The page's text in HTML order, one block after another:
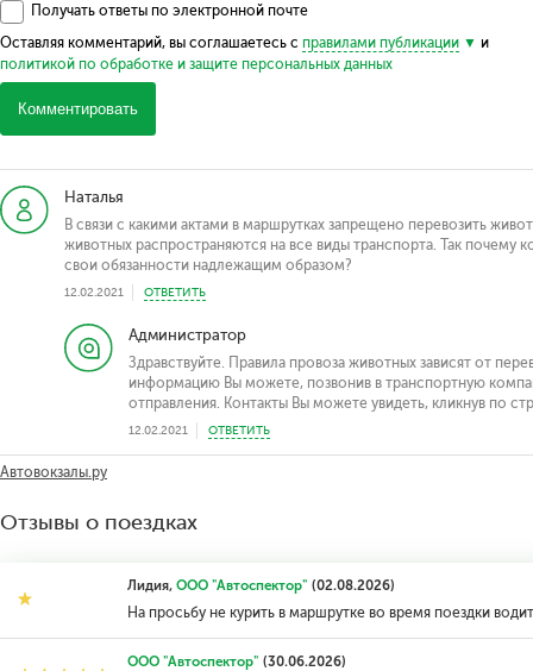
Получать ответы по электронной почте
Оставляя комментарий, вы соглашаетесь с правилами публикации
и
политикой по обработке и защите персональных данных
Комментировать
Наталья
В связи с какими актами в маршрутках запрещено перевозить
животных распространяются на все виды транспорта. Так почему
свои обязанности надлежащим образом?
12.02.2021 ОТВЕТИТЬ
Администратор
Здравствуйте. Правила провоза животных зависят от
информацию Вы можете, позвонив в транспортную
отправления. Контакты Вы можете увидеть, кликнув по
12.02.2021 ОТВЕТИТЬ
Автовокзалы.ру
Отзывы о поездках
Лидия, ООО "Автоспектор" (02.08.2026)
На просьбу не курить в маршрутке во время поездки
ООО "Автоспектор" (30.06.2026)